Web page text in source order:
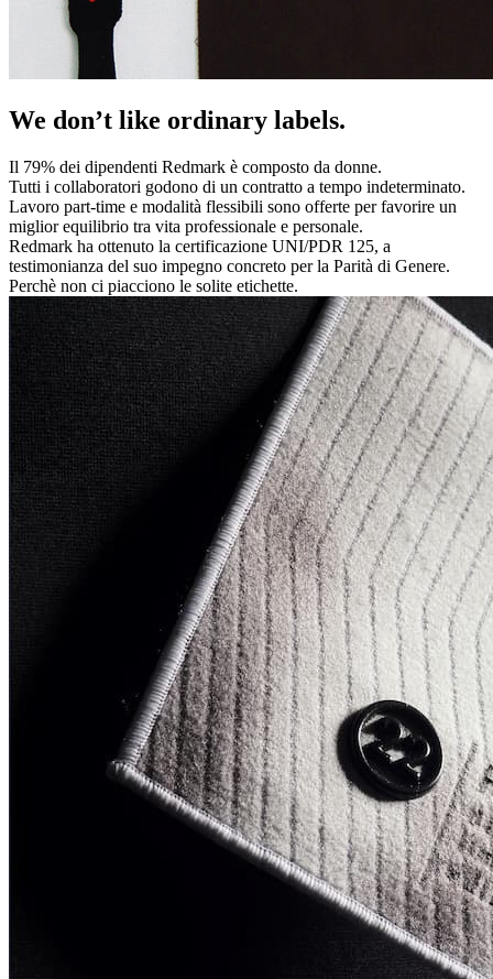
We don’t like ordinary labels.
Il 79% dei dipendenti Redmark è composto da donne.
Tutti i collaboratori godono di un contratto a tempo indeterminato.
Lavoro part-time e modalità flessibili sono offerte per favorire un
miglior equilibrio tra vita professionale e personale.
Redmark ha ottenuto la certificazione UNI/PDR 125, a
testimonianza del suo impegno concreto per la Parità di Genere.
Perchè non ci piacciono le solite etichette.